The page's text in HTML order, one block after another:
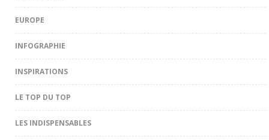
EUROPE
INFOGRAPHIE
INSPIRATIONS
LE TOP DU TOP
LES INDISPENSABLES